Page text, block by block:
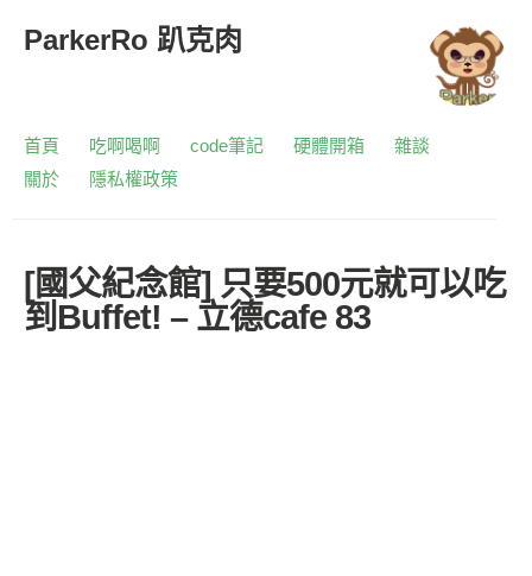
ParkerRo 趴克肉
首頁 吃啊喝啊 code筆記 硬體開箱
雜談
關於
隱私權政策
[國父紀念館] 只要500元就可以吃
到Buffet! – 立德cafe 83